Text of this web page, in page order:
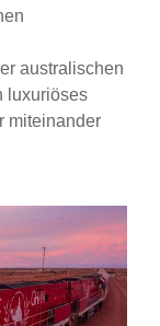
australischen
luxuriöses
miteinander